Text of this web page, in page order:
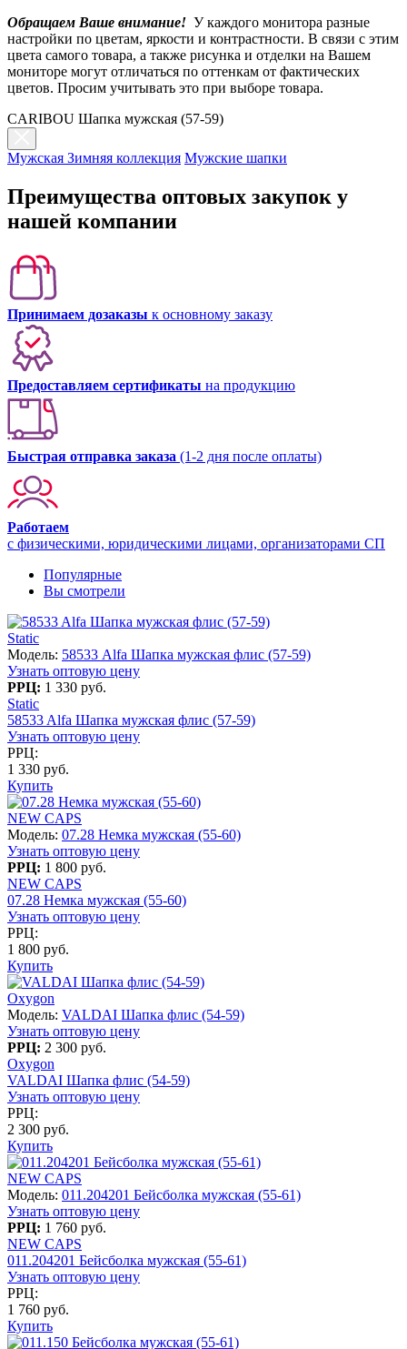
Обращаем Ваше внимание! У каждого монитора разные
настройки по цветам, яркости и контрастности. В связи с этим
цвета самого товара, а также рисунка и отделки на Вашем
мониторе могут отличаться по оттенкам от фактических
цветов. Просим учитывать это при выборе товара.
CARIBOU Шапка мужская (57-59)
Мужская Зимняя коллекция Мужские шапки
Преимущества оптовых закупок у
нашей компании
Принимаем дозаказы к основному заказу
Предоставляем сертификаты на продукцию
Быстрая отправка заказа (1-2 дня после оплаты)
Работаем
с физическими, юридическими лицами, организаторами СП
Популярные
Вы смотрели
Static
Модель: 58533 Alfa Шапка мужская флис (57-59)
Узнать оптовую цену
РРЦ: 1 330 руб.
Static
58533 Alfa Шапка мужская флис (57-59)
Узнать оптовую цену
РРЦ:
1 330 руб.
Купить
NEW CAPS
Модель: 07.28 Немка мужская (55-60)
Узнать оптовую цену
РРЦ: 1 800 руб.
NEW CAPS
07.28 Немка мужская (55-60)
Узнать оптовую цену
РРЦ:
1 800 руб.
Купить
Oxygon
Модель: VALDAI Шапка флис (54-59)
Узнать оптовую цену
РРЦ: 2 300 руб.
Oxygon
VALDAI Шапка флис (54-59)
Узнать оптовую цену
РРЦ:
2 300 руб.
Купить
NEW CAPS
Модель: 011.204201 Бейсболка мужская (55-61)
Узнать оптовую цену
РРЦ: 1 760 руб.
NEW CAPS
011.204201 Бейсболка мужская (55-61)
Узнать оптовую цену
РРЦ:
1 760 руб.
Купить